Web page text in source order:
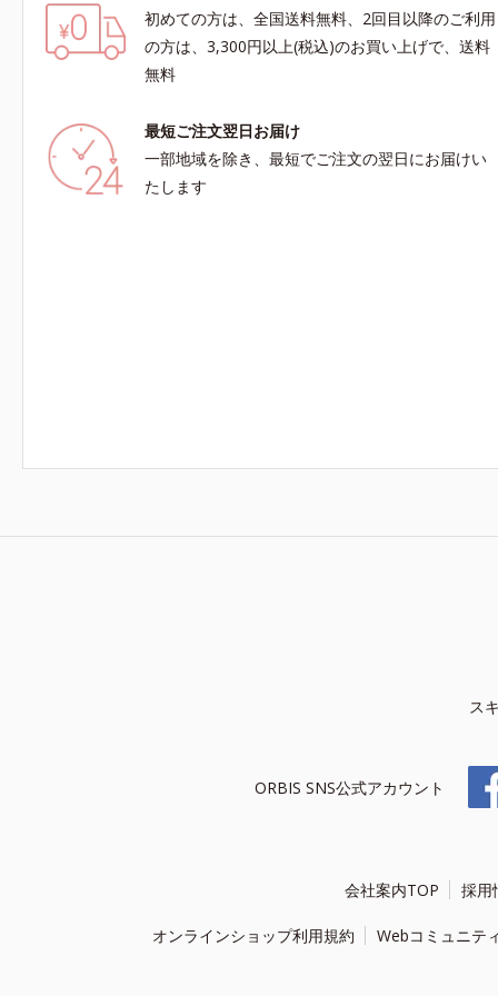
初めての方は、全国送料無料、2回目以降のご利用
の方は、3,300円以上(税込)のお買い上げで、送料
無料
最短ご注文翌日お届け
一部地域を除き、最短でご注文の翌日にお届けい
たします
ス
ORBIS SNS公式アカウント
会社案内TOP 採用
オンラインショップ利用規約 Webコミュニテ